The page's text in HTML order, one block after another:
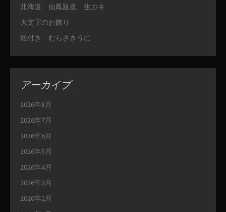
北海道 仙鳳趾産 生カキ
大文字のお飾り
殻付き むらさきうに
アーカイブ
2026年8月
2026年7月
2026年6月
2026年5月
2026年4月
2026年3月
2026年2月